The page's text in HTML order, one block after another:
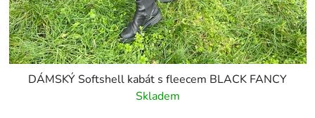
DÁMSKÝ Softshell kabát s fleecem BLACK FANCY
Skladem